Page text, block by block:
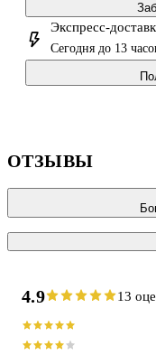
Экспресс-
Сегодня до 13
ОТЗЫВЫ
4.9 13